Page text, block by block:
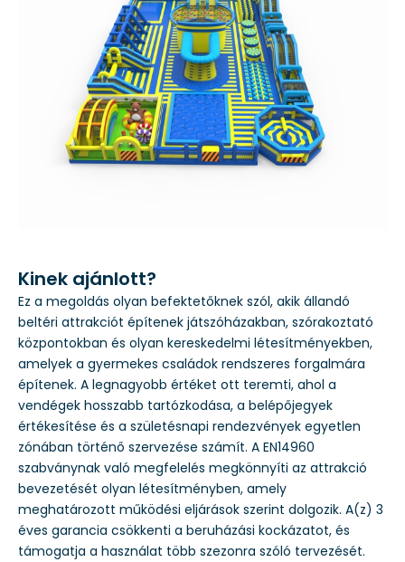
Kinek ajánlott?
Ez a megoldás olyan befektetőknek szól, akik állandó
beltéri attrakciót építenek játszóházakban, szórakoztató
központokban és olyan kereskedelmi létesítményekben,
amelyek a gyermekes családok rendszeres forgalmára
építenek. A legnagyobb értéket ott teremti, ahol a
vendégek hosszabb tartózkodása, a belépőjegyek
értékesítése és a születésnapi rendezvények egyetlen
zónában történő szervezése számít. A EN14960
szabványnak való megfelelés megkönnyíti az attrakció
bevezetését olyan létesítményben, amely
meghatározott működési eljárások szerint dolgozik. A(z) 3
éves garancia csökkenti a beruházási kockázatot, és
támogatja a használat több szezonra szóló tervezését.